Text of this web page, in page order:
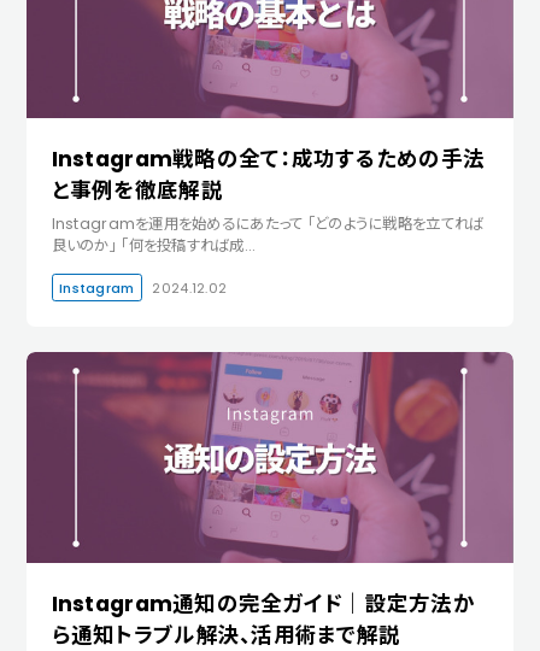
Instagram戦略の全て：成功するための手法
と事例を徹底解説
Instagramを運用を始めるにあたって 「どのように戦略を立てれば
良いのか」 「何を投稿すれば成…
Instagram 2024.12.02
Instagram通知の完全ガイド｜設定方法か
ら通知トラブル解決、活用術まで解説